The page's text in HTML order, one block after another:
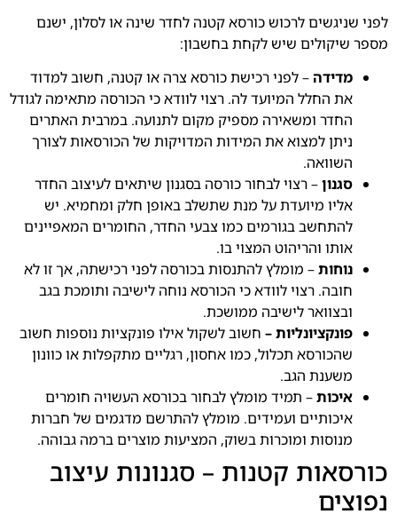
לפני שניגשים לרכוש כורסא קטנה לחדר שינה או לסלון, ישנם
מספר שיקולים שיש לקחת בחשבון:
מדידה – לפני רכישת כורסא צרה או קטנה, חשוב למדוד
את החלל המיועד לה. רצוי לוודא כי הכורסה מתאימה לגודל
החדר ומשאירה מספיק מקום לתנועה. במרבית האתרים
ניתן למצוא את המידות המדויקות של הכורסאות לצורך
השוואה.
סגנון– רצוי לבחור כורסה בסגנון שיתאים לעיצוב החדר
אליו מיועדת על מנת שתשלב באופן חלק ומחמיא. יש
להתחשב בגורמים כמו צבעי החדר, החומרים המאפיינים
אותו והריהוט המצוי בו.
נוחות– מומלץ להתנסות בכורסה לפני רכישתה, אך זו לא
חובה. רצוי לוודא כי הכורסא נוחה לישיבה ותומכת בגב
ובצוואר לישיבה ממושכת.
פונקציונליות – חשוב לשקול אילו פונקציות נוספות חשוב
שהכורסא תכלול, כמו אחסון, רגליים מתקפלות או כוונון
משענת הגב.
איכות– תמיד מומלץ לבחור בכורסא העשויה חומרים
איכותיים ועמידים. מומלץ להתרשם מדגמים של חברות
מנוסות ומוכרות בשוק, המציעות מוצרים ברמה גבוהה.
כורסאות קטנות – סגנונות עיצוב
נפוצים